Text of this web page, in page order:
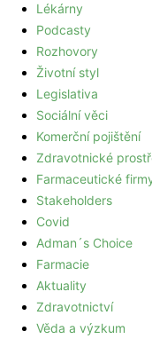
Lékárny
Podcasty
Rozhovory
Životní styl
Legislativa
Sociální věci
Komerční pojištění
Zdravotnické
Farmaceutické
Stakeholders
Covid
Adman´s Choice
Farmacie
Aktuality
Zdravotnictví
Věda a výzkum